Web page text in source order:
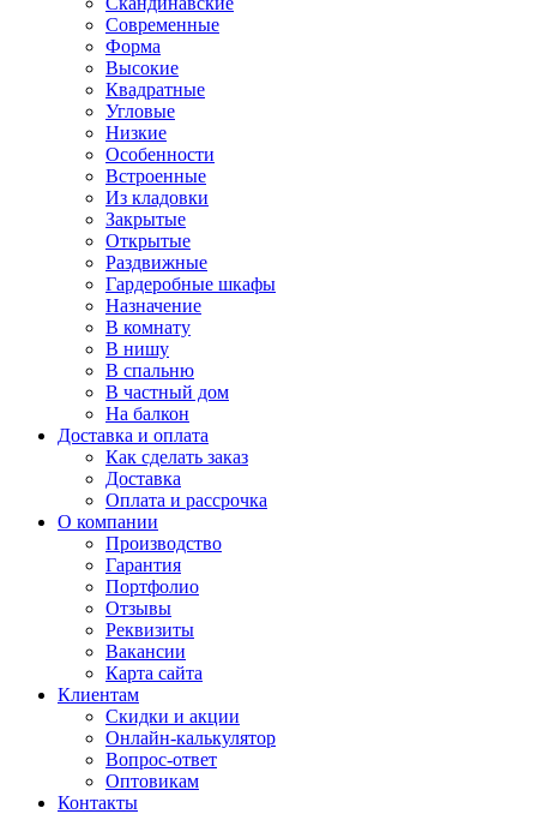
Современные
Форма
Высокие
Квадратные
Угловые
Низкие
Особенности
Встроенные
Из кладовки
Закрытые
Открытые
Раздвижные
Гардеробные шкафы
Назначение
В комнату
В нишу
В спальню
В частный дом
На балкон
Доставка и оплата
Как сделать заказ
Доставка
Оплата и рассрочка
О компании
Производство
Гарантия
Портфолио
Отзывы
Реквизиты
Вакансии
Карта сайта
Клиентам
Скидки и акции
Онлайн-калькулятор
Вопрос-ответ
Оптовикам
Контакты